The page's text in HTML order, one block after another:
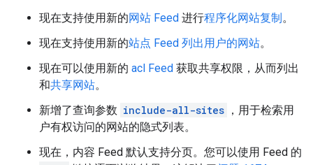
现在支持使用新的网站 Feed 进行程序化网站复制。
现在支持使用新的站点 Feed 列出用户的网站。
现在可以使用新的 acl Feed 获取共享权限，从而列出
和共享网站。
新增了查询参数 include-all-sites ，用于检索用
户有权访问的网站的隐式列表。
现在，内容 Feed 默认支持分页。您可以使用 Feed 的